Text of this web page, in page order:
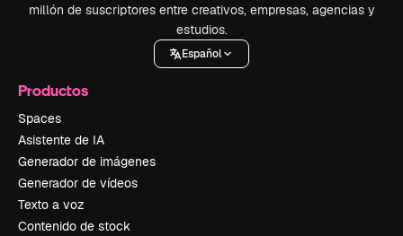
millón de suscriptores entre creativos, empresas, agencias y
estudios.
Español
Productos
Spaces
Asistente de IA
Generador de imágenes
Generador de vídeos
Texto a voz
Contenido de stock